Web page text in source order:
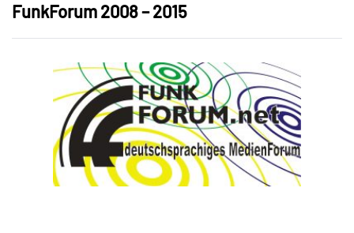
FunkForum 2008 – 2015